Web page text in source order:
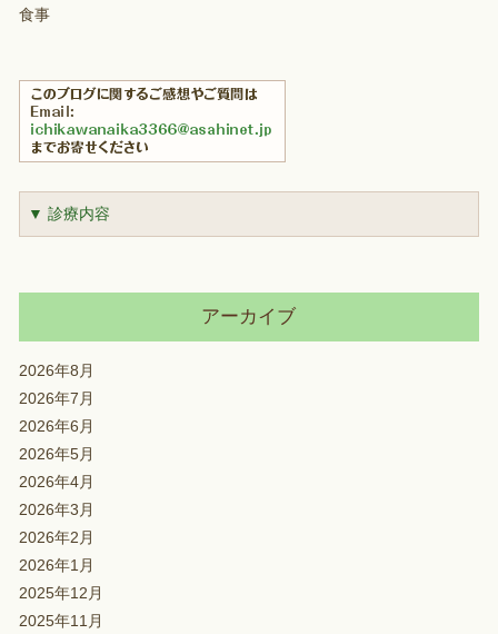
食事
▼ 診療内容
アーカイブ
2026年8月
2026年7月
2026年6月
2026年5月
2026年4月
2026年3月
2026年2月
2026年1月
2025年12月
2025年11月